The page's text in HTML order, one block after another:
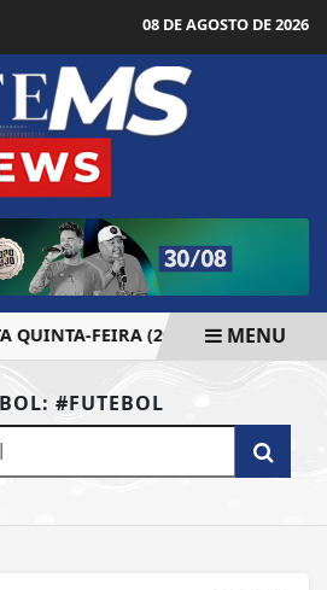
08 DE AGOSTO DE 2026
FEIRA (26) ACUSADO
MENU
#FUTEBOL